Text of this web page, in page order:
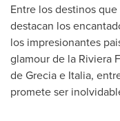
Entre los destinos
destacan los
los impresionantes
glamour de la Riviera
de Grecia e Italia,
promete ser